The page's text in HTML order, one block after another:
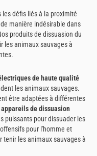
les défis liés à la proximité
manière indésirable dans
produits de dissuasion du
les animaux sauvages à
de haute qualité
les animaux sauvages.
être adaptées à différentes
appareils de dissuasion
puissants pour dissuader les
pour l'homme et
tenir les animaux sauvages à